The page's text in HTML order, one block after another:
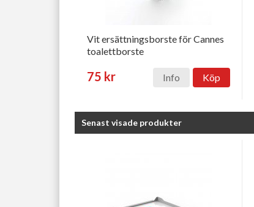
Vit ersättningsborste för Cannes
toalettborste
75 kr Info Köp
Senast visade produkter